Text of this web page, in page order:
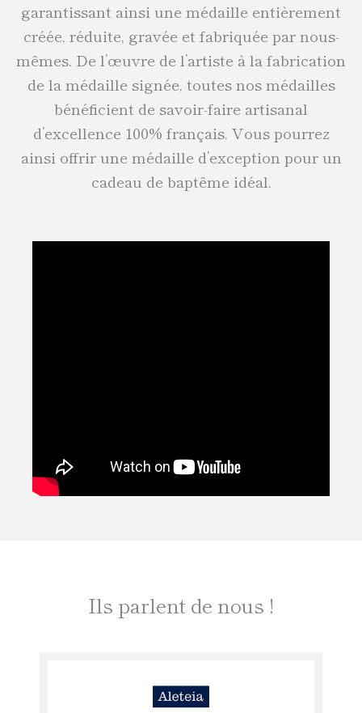
garantissant ainsi une médaille entièrement
créée, réduite, gravée et fabriquée par nous-
mêmes. De l’œuvre de l’artiste à la fabrication
de la médaille signée, toutes nos médailles
bénéficient de savoir-faire artisanal
d’excellence 100% français. Vous pourrez
ainsi offrir une médaille d’exception pour un
cadeau de baptême idéal.
Ils parlent de nous !